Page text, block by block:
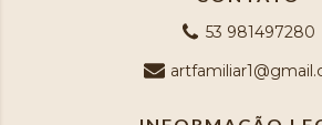
53 981497280